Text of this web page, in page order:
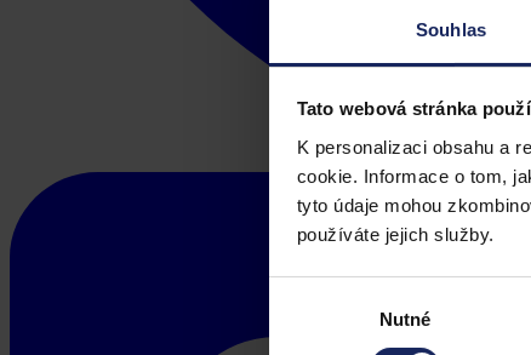
Souhlas
Tato webová stránka
K personalizaci obsahu a
cookie. Informace o tom,
tyto údaje mohou
používáte jejich služby.
Nutné